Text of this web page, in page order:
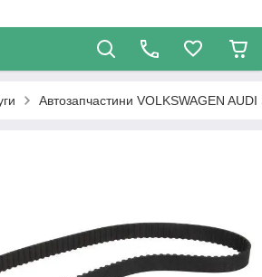
Автозапчастини VOLKSWAGEN AUDI